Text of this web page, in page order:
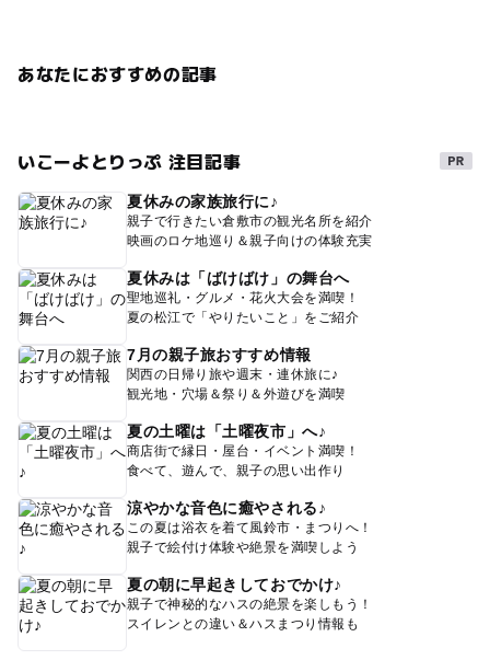
あなたにおすすめの記事
いこーよとりっぷ 注目記事
夏休みの家族旅行に♪
親子で行きたい倉敷市の観光名所を紹介
映画のロケ地巡り＆親子向けの体験充実
夏休みは「ばけばけ」の舞台へ
聖地巡礼・グルメ・花火大会を満喫！
夏の松江で「やりたいこと」をご紹介
7月の親子旅おすすめ情報
関西の日帰り旅や週末・連休旅に♪
観光地・穴場＆祭り＆外遊びを満喫
夏の土曜は「土曜夜市」へ♪
商店街で縁日・屋台・イベント満喫！
食べて、遊んで、親子の思い出作り
涼やかな音色に癒やされる♪
この夏は浴衣を着て風鈴市・まつりへ！
親子で絵付け体験や絶景を満喫しよう
夏の朝に早起きしておでかけ♪
親子で神秘的なハスの絶景を楽しもう！
スイレンとの違い＆ハスまつり情報も